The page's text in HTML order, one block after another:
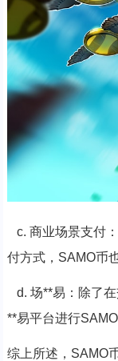
c. 商业场景支付
付方式，SAMO币
d. 场**易：除了
**易平台进行
综上所述，SAMO